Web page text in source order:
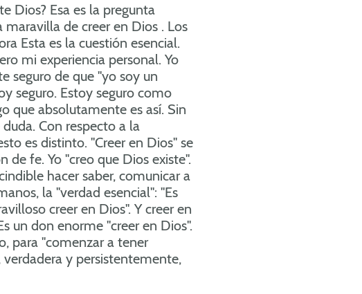
Dios? Esa es la pregunta
maravilla de creer en Dios . Los
Esta es la cuestión esencial.
mi experiencia personal. Yo
seguro de que "yo soy un
seguro. Estoy seguro como
que absolutamente es así. Sin
Con respecto a la
es distinto. "Creer en Dios" se
de fe. Yo "creo que Dios existe".
hacer saber, comunicar a
la "verdad esencial": "Es
creer en Dios". Y creer en
un don enorme "creer en Dios".
para "comenzar a tener
verdadera y persistentemente,